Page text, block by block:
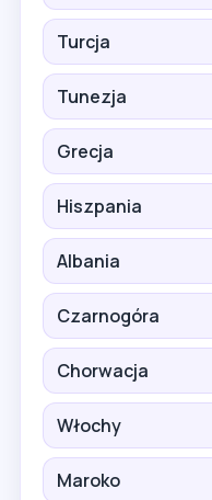
Turcja
Tunezja
Grecja
Hiszpania
Albania
Czarnogóra
Chorwacja
Włochy
Maroko